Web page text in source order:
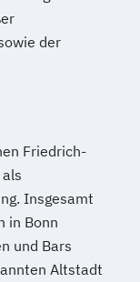
der
Friedrich-
Insgesamt
in Bonn
und Bars
Altstadt